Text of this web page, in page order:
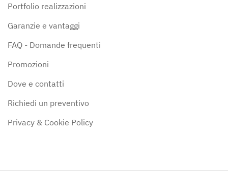
Portfolio realizzazioni
Garanzie e vantaggi
FAQ - Domande frequenti
Promozioni
Dove e contatti
Richiedi un preventivo
Privacy & Cookie Policy